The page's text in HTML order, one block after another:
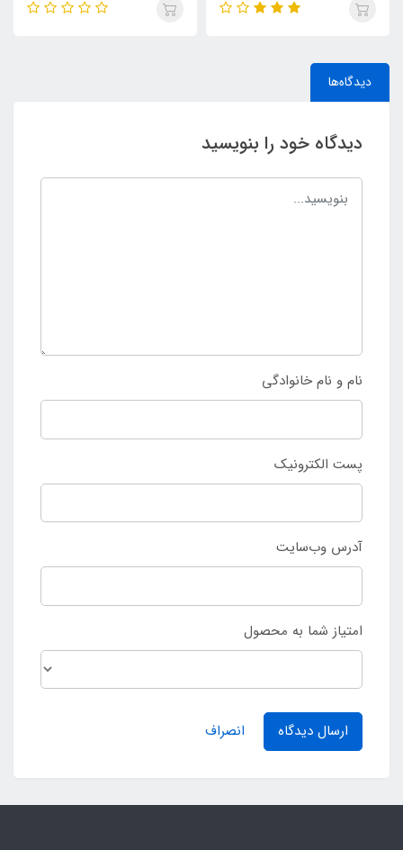
دیدگاه‌ها
دیدگاه خود را بنویسید
نام و نام خانوادگی
پست الکترونیک
آدرس وب‌سایت
امتیاز شما به محصول
ارسال دیدگاه انصراف